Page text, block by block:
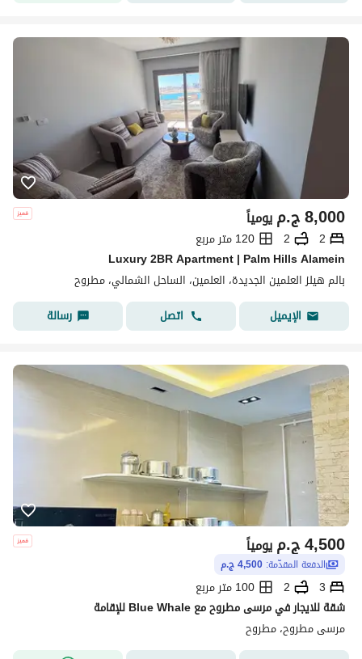
ج.م8,000 يومياً
2
2
120 متر مربع
Luxury 2BR Apartment | Palm Hills Alamein
بالم هيلز العلمين الجديدة، العلمين، الساحل الشمالي، مطروح
الإيميل
اتصل رسالة
ج.م4,500 يومياً
الدفعة المقدّمة: 4,500 ج.م
3
2
100 متر مربع
شقة للايجار في مرسى مطروح مع Blue Whale للإقامة
مرسى مطروح، مطروح